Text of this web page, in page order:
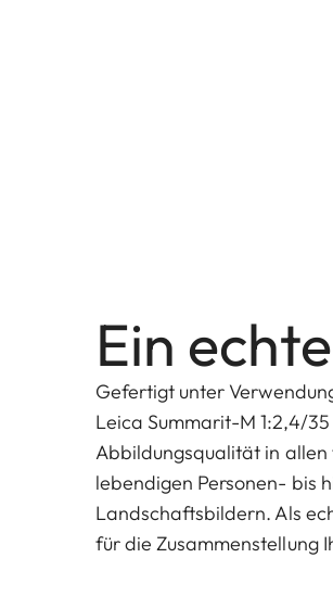
Ein
Gefertigt unter
Leica Summarit-M 1:2,4/
Abbildungsqualität in
lebendigen Personen- bis
Landschaftsbildern. Als
für die Zusammenstellung